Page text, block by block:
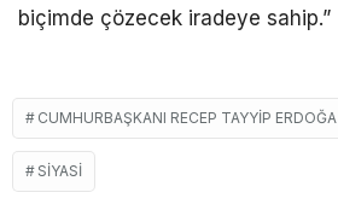
biçimde çözecek iradeye sahip.”
CUMHURBAŞKANI RECEP TAYYIP ERDOĞA
SIYASI